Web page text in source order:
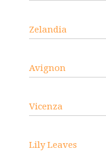
Zelandia
Avignon
Vicenza
Lily Leaves